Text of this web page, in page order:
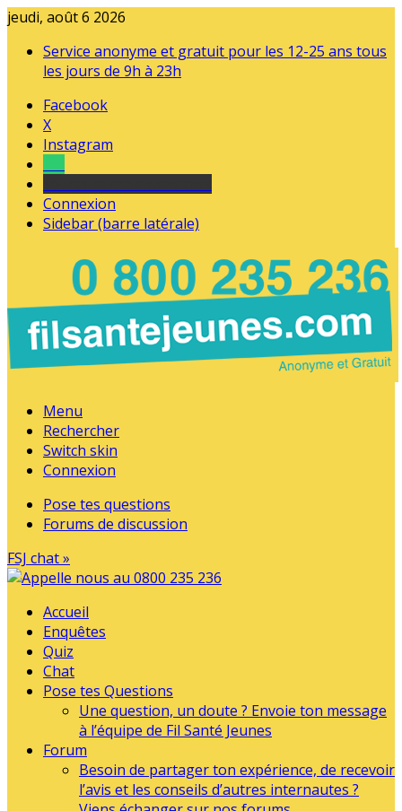
jeudi, août 6 2026
Service anonyme et gratuit pour les 12-25 ans tous
les jours de 9h à 23h
Facebook
X
Instagram
Connexion
Sidebar (barre latérale)
Menu
Rechercher
Switch skin
Connexion
Pose tes questions
Forums de discussion
FSJ chat »
Accueil
Enquêtes
Quiz
Chat
Pose tes Questions
Une question, un doute ? Envoie ton message
à l’équipe de Fil Santé Jeunes
Forum
Besoin de partager ton expérience, de recevoir
l’avis et les conseils d’autres internautes ?